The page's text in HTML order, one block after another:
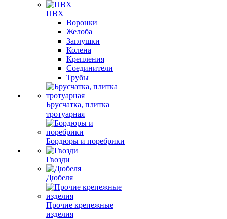
ПВХ
Воронки
Желоба
Заглушки
Колена
Крепления
Соединители
Трубы
Брусчатка, плитка
тротуарная
Бордюры и поребрики
Гвозди
Дюбеля
Прочие крепежные
изделия